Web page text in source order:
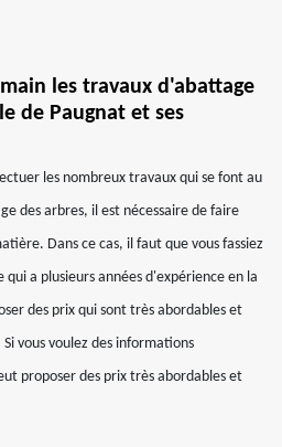
les travaux d'abattage
de Paugnat et ses
les nombreux travaux qui se font au
des arbres, il est nécessaire de faire
Dans ce cas, il faut que vous fassiez
a plusieurs années d'expérience en la
des prix qui sont très abordables et
vous voulez des informations
proposer des prix très abordables et